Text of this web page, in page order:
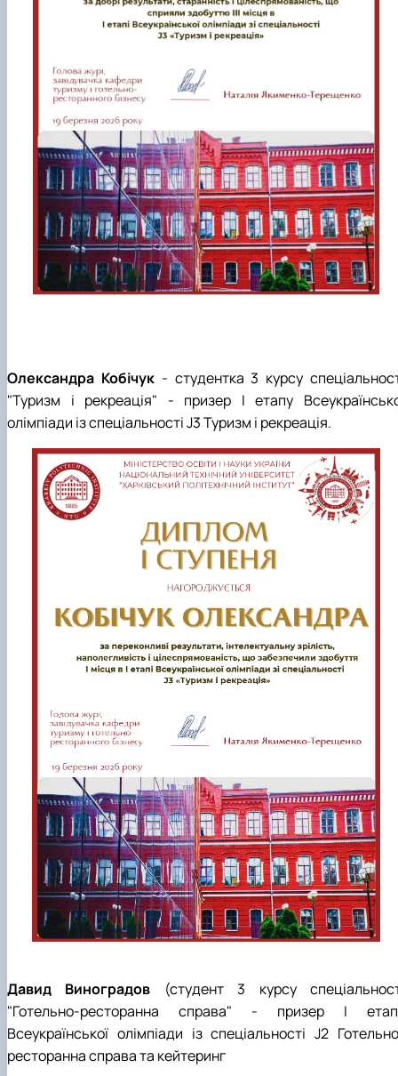
Олександра Кобічук- студентка 3 курсу
"Туризм і рекреація" - призер І етапу
олімпіади із спеціальності J3 Туризм і рекреація.
Давид Виноградов (студент 3 курсу
"Готельно-ресторанна справа" - призер І
Всеукраїнської олімпіади із спеціальності J2
ресторанна справа та кейтеринг